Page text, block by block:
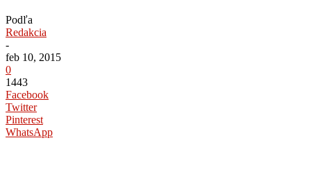
Podľa
Redakcia
-
feb 10, 2015
0
1443
Facebook
Twitter
Pinterest
WhatsApp